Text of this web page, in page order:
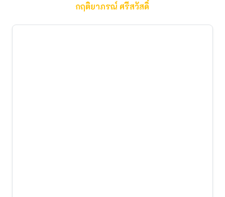
กฤติยาภรณ์ ศรีสวัสดิ์